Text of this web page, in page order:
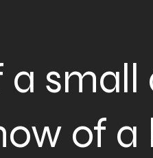
small
of a